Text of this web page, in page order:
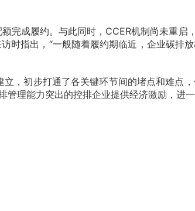
完成履约。与此同时，CCER机制尚未重启
时指出，“一般随着履约期临近，企业碳排
，初步打通了各关键环节间的堵点和难点
理能力突出的控排企业提供经济激励，进